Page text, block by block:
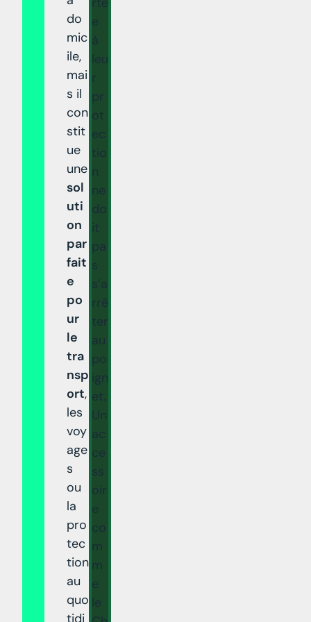
do
mic
ile,
mai
s il
con
stit
ue
une
sol
uti
on
par
fait
e
po
ur
le
tra
nsp
ort,
les
voy
age
s
ou
la
pro
tec
tion
au
quo
tidi
e
à
leu
r
pr
ot
ec
tio
n
ne
do
it
pa
s
s’a
rrê
ter
au
po
ign
et.
Un
ac
ce
ss
oir
e
co
m
m
e
le